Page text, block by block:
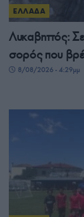
ΕΛΛΑΔΑ
Λυκαβηττός:
σορός που
8/08/2026 - 4:29μμ